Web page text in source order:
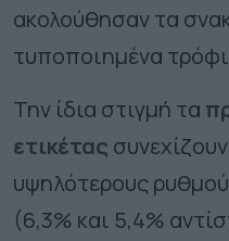
ακολούθησαν τα
τυποποιημένα
Την ίδια στιγμή τα
ετικέτας
υψηλότερους
(6,3% και 5,4%